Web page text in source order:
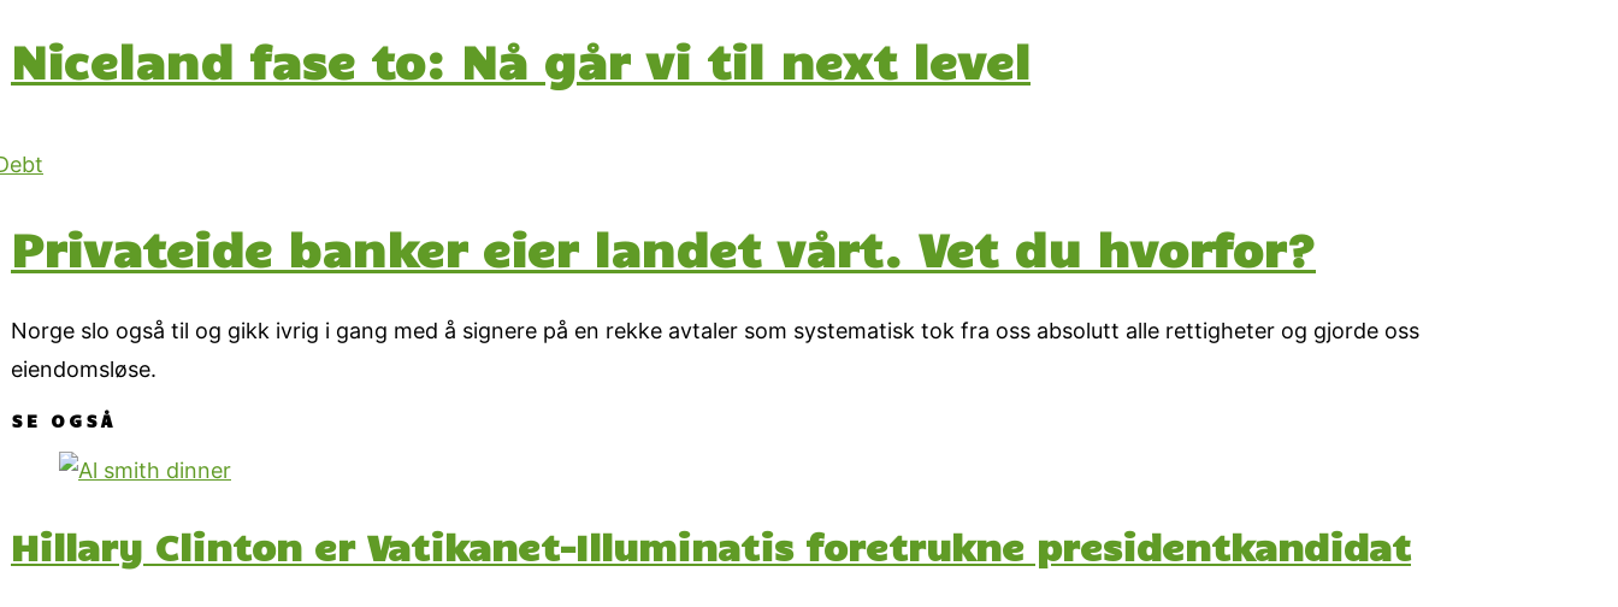
Niceland fase to: Nå går vi til next level
Privateide banker eier landet vårt. Vet du hvorfor?
Norge slo også til og gikk ivrig i gang med å signere på en rekke avtaler som systematisk tok fra oss absolutt alle rettigheter og gjorde oss
eiendomsløse.
SE OGSÅ
Hillary Clinton er Vatikanet-Illuminatis foretrukne presidentkandidat